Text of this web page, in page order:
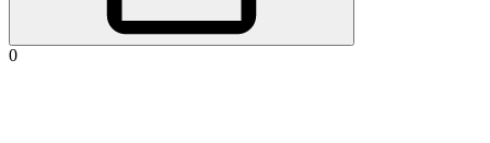
0